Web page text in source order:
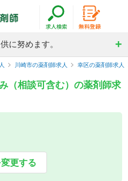
に努めます。
川崎市の薬剤師求人 幸区の薬剤師求人
（相談可含む）の薬剤師求
更する